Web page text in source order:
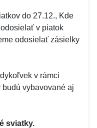
do 27.12., Kde
v piatok
odosielať zásielky
v rámci
vybavované aj
sviatky.